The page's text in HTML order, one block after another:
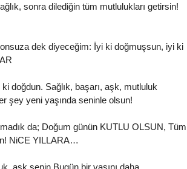
sonra dilediğin tüm mutlulukları getirsin!
dek diyeceğim: İyi ki doğmuşsun, iyi ki
doğdun. Sağlık, başarı, aşk, mutluluk
şey yeni yaşında seninle olsun!
da; Doğum günün KUTLU OLSUN, Tüm
NiCE YILLARA…
aşk senin Bugün bir yaşını daha